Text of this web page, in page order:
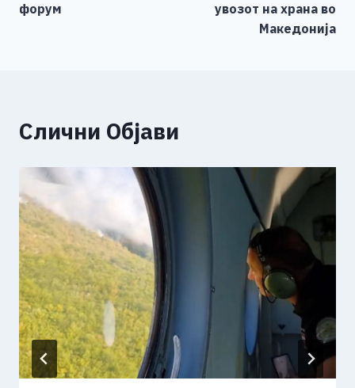
форум
увозот на храна во
Македонија
Слични Објави